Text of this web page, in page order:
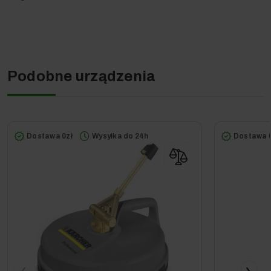
Podobne urządzenia
Dostawa 0zł Wysyłka do 24h Dostawa